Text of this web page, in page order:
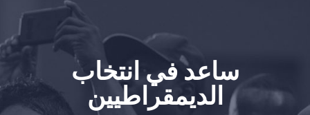
ساعد في انتخاب
الديمقراطيين